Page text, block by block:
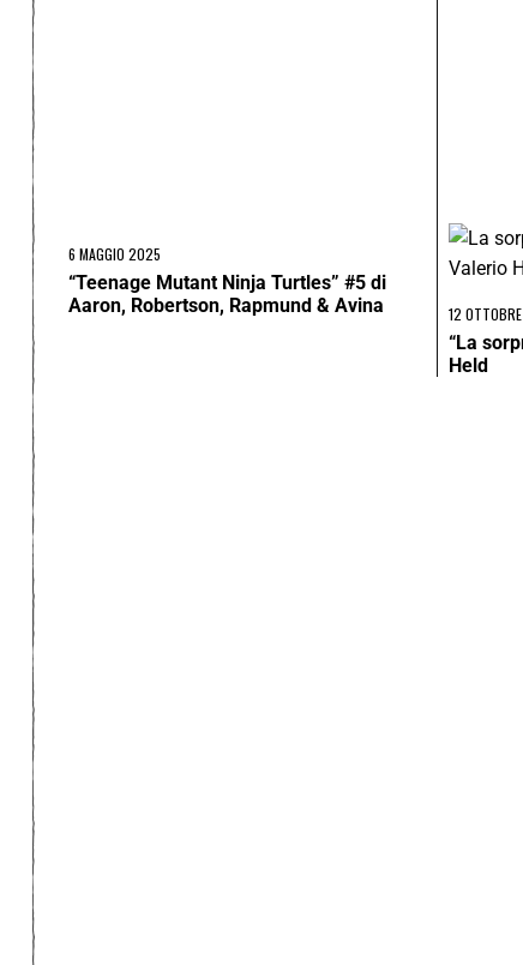
6 MAGGIO 2025
“Teenage Mutant Ninja Turtles” #5 di
Aaron, Robertson, Rapmund & Avina
12
“La
Held